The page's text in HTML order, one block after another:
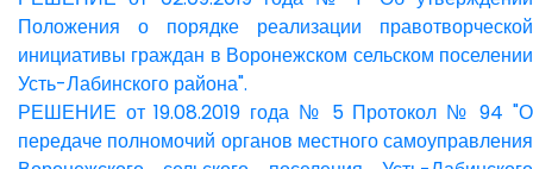
Положения о порядке реализации правотворческой
инициативы граждан в Воронежском сельском поселении
Усть-Лабинского района".
РЕШЕНИЕ от 19.08.2019 года № 5 Протокол № 94 "О
передаче полномочий органов местного самоуправления